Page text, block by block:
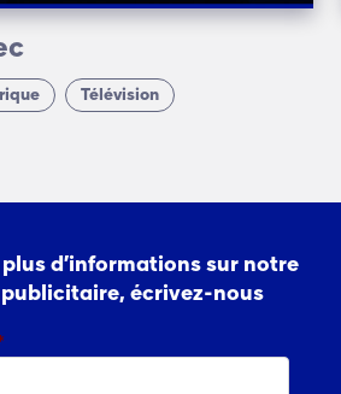
Télévision
plus d’informations sur notre
écrivez-nous